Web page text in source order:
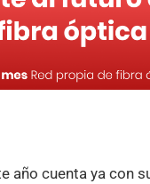
año cuenta ya con